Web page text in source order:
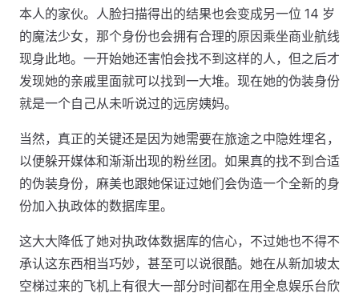
本人的家伙。人脸扫描得出的结果也会变成另一位 14 岁
的魔法少女，那个身份也会拥有合理的原因乘坐商业航线
现身此地。一开始她还害怕会找不到这样的人，但之后才
发现她的亲戚里面就可以找到一大堆。现在她的伪装身份
就是一个自己从未听说过的远房姨妈。
当然，真正的关键还是因为她需要在旅途之中隐姓埋名，
以便躲开媒体和渐渐出现的粉丝团。如果真的找不到合适
的伪装身份，麻美也跟她保证过她们会伪造一个全新的身
份加入执政体的数据库里。
这大大降低了她对执政体数据库的信心，不过她也不得不
承认这东西相当巧妙，甚至可以说很酷。她在从新加坡太
空梯过来的飞机上有很大一部分时间都在用全息娱乐台欣